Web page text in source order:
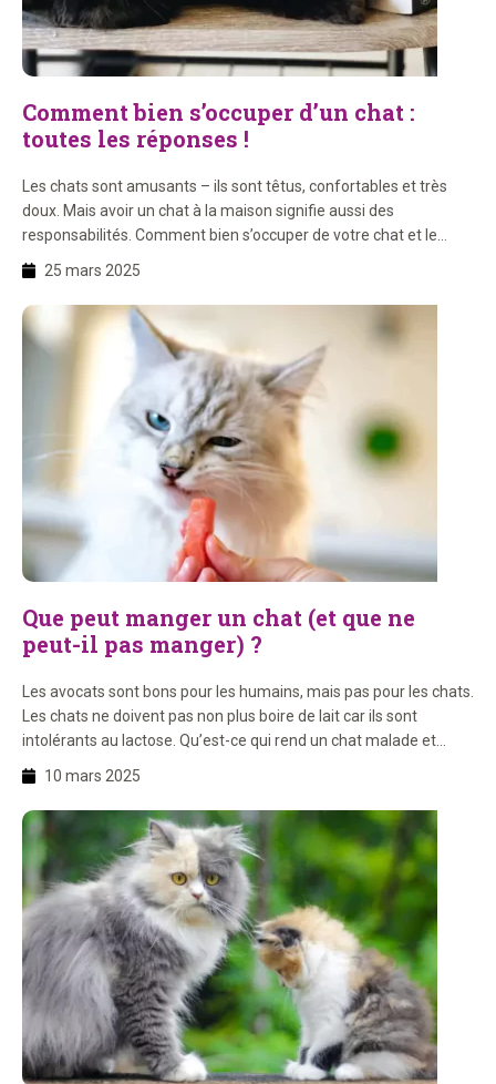
Comment bien s’occuper d’un chat :
toutes les réponses !
Les chats sont amusants – ils sont têtus, confortables et très
doux. Mais avoir un chat à la maison signifie aussi des
responsabilités. Comment bien s’occuper de votre chat et le
garder en bonne santé, heureux et en sécurité ? Ici, vous pouvez
tout savoir sur les soins pour les chats. Dans ce blog : […]
25 mars 2025
Que peut manger un chat (et que ne
peut-il pas manger) ?
Les avocats sont bons pour les humains, mais pas pour les chats.
Les chats ne doivent pas non plus boire de lait car ils sont
intolérants au lactose. Qu’est-ce qui rend un chat malade et
quelles choses sont toxiques pour les chats ? Nous vous
expliquons cela ici ! Dans ce blog : 1. Quels […]
10 mars 2025